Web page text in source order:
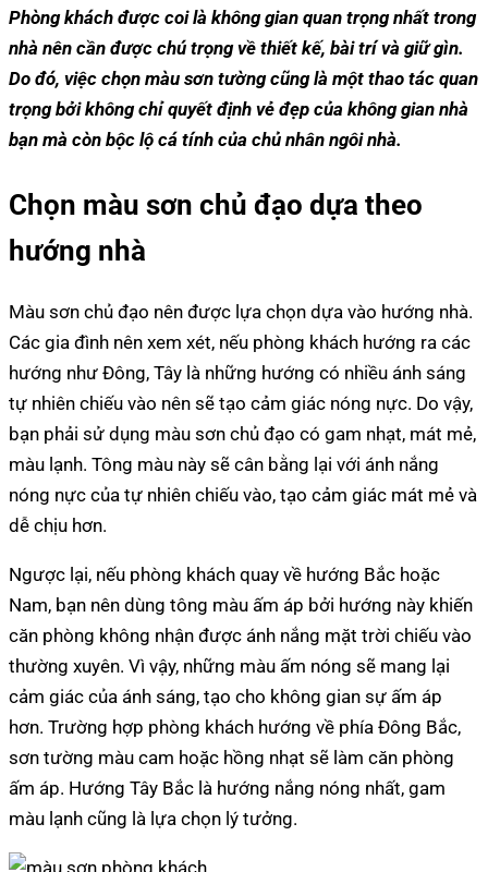
Phòng khách được coi là không gian quan trọng nhất trong
nhà nên cần được chú trọng về thiết kế, bài trí và giữ gìn.
Do đó, việc chọn màu sơn tường cũng là một thao tác quan
trọng bởi không chỉ quyết định vẻ đẹp của không gian nhà
bạn mà còn bộc lộ cá tính của chủ nhân ngôi nhà.
Chọn màu sơn chủ đạo dựa theo
hướng nhà
Màu sơn chủ đạo nên được lựa chọn dựa vào hướng nhà.
Các gia đình nên xem xét, nếu phòng khách hướng ra các
hướng như Đông, Tây là những hướng có nhiều ánh sáng
tự nhiên chiếu vào nên sẽ tạo cảm giác nóng nực. Do vậy,
bạn phải sử dụng màu sơn chủ đạo có gam nhạt, mát mẻ,
màu lạnh. Tông màu này sẽ cân bằng lại với ánh nắng
nóng nực của tự nhiên chiếu vào, tạo cảm giác mát mẻ và
dễ chịu hơn.
Ngược lại, nếu phòng khách quay về hướng Bắc hoặc
Nam, bạn nên dùng tông màu ấm áp bởi hướng này khiến
căn phòng không nhận được ánh nắng mặt trời chiếu vào
thường xuyên. Vì vậy, những màu ấm nóng sẽ mang lại
cảm giác của ánh sáng, tạo cho không gian sự ấm áp
hơn. Trường hợp phòng khách hướng về phía Đông Bắc,
sơn tường màu cam hoặc hồng nhạt sẽ làm căn phòng
ấm áp. Hướng Tây Bắc là hướng nắng nóng nhất, gam
màu lạnh cũng là lựa chọn lý tưởng.